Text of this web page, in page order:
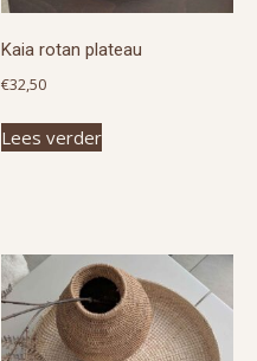
Kaia rotan plateau
€32,50
Lees verder